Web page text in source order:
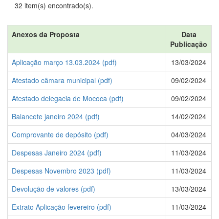
32 item(s) encontrado(s).
Anexos da Proposta
Data
Publicação
Aplicação março 13.03.2024 (pdf)
13/03/2024
Atestado câmara municipal (pdf)
09/02/2024
Atestado delegacia de Mococa (pdf)
09/02/2024
Balancete janeiro 2024 (pdf)
14/02/2024
Comprovante de depósito (pdf)
04/03/2024
Despesas Janeiro 2024 (pdf)
11/03/2024
Despesas Novembro 2023 (pdf)
11/03/2024
Devolução de valores (pdf)
13/03/2024
Extrato Aplicação fevereiro (pdf)
11/03/2024